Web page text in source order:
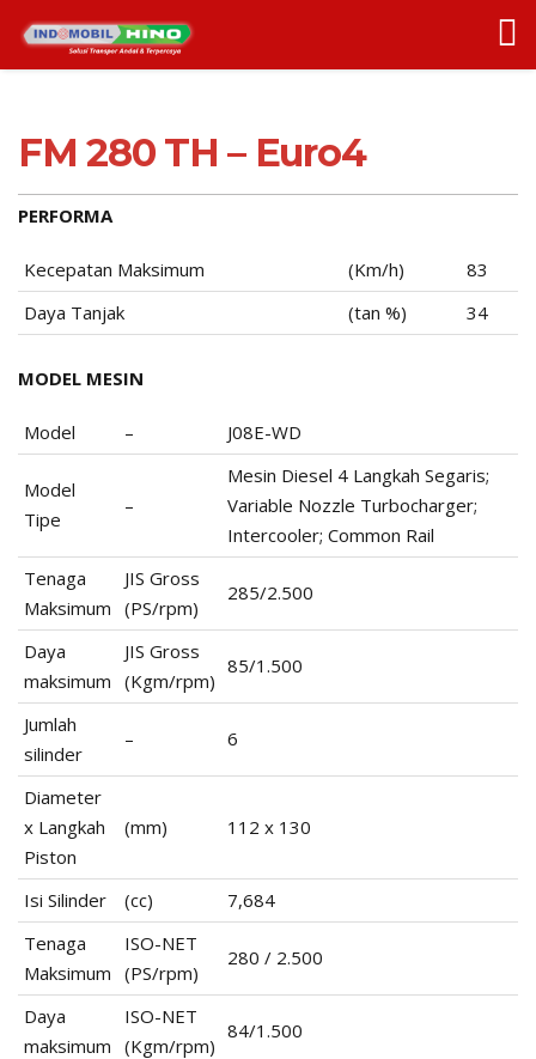
FM 280 TH – Euro4
PERFORMA
Kecepatan Maksimum (Km/h)
83
Daya Tanjak
(tan %) 34
MODEL MESIN
Model – J08E-WD
Model
Tipe
–
Mesin Diesel 4 Langkah Segaris;
Variable Nozzle Turbocharger;
Intercooler; Common Rail
Tenaga
Maksimum
JIS Gross
(PS/rpm)
285/2.500
Daya
maksimum
JIS Gross
(Kgm/rpm)
85/1.500
Jumlah
silinder
– 6
Diameter
x Langkah
Piston
(mm) 112 x 130
Isi Silinder (cc)
7,684
Tenaga
Maksimum
ISO-NET
(PS/rpm)
280 / 2.500
Daya
maksimum
ISO-NET
(Kgm/rpm)
84/1.500